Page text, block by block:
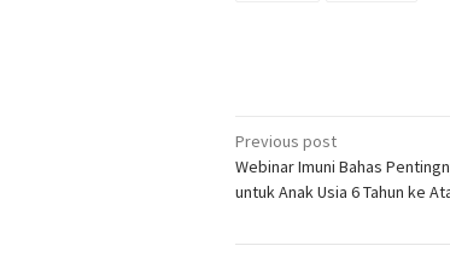
Post
navigation
Previous post
Webinar Imuni Bahas
untuk Anak Usia 6 Tahun ke